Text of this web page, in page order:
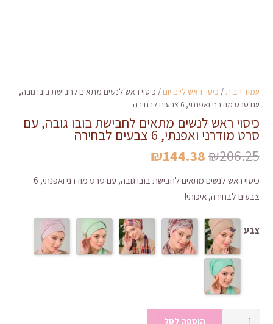
עמוד הבית/ כיסוי ראש ליום יום / כיסוי ראש לנשים מתאים לחבישת בובו גובה,
עם סרט מודרני ואפנתי, 6 צבעים לבחירה
כיסוי ראש לנשים מתאים לחבישת בובו גובה, עם
סרט מודרני ואפנתי, 6 צבעים לבחירה
₪206.25
המחיר
היה:
₪206.25.
₪144.38
הוא:
כיסוי ראש לנשים מתאים לחבישת בובו גובה, עם סרט מודרני ואפנתי, 6
צבעים לבחירה, איכותי!
צבע
כמות
הוספה לסל